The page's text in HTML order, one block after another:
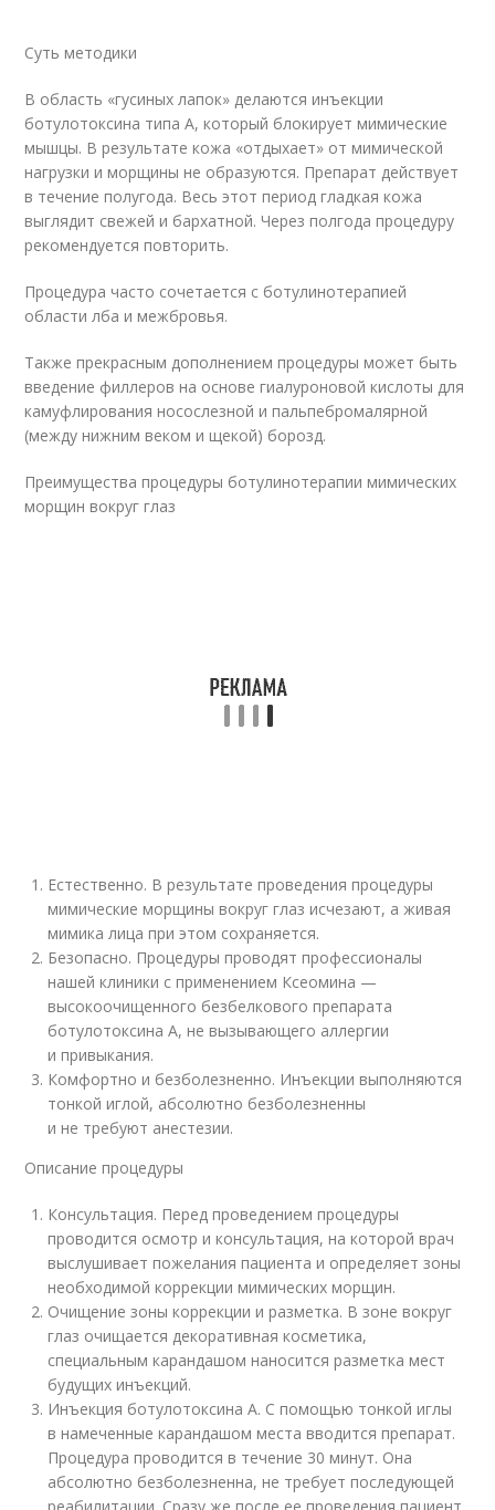
Суть методики
В область «гусиных лапок» делаются инъекции
ботулотоксина типа А, который блокирует мимические
мышцы. В результате кожа «отдыхает» от мимической
нагрузки и морщины не образуются. Препарат действует
в течение полугода. Весь этот период гладкая кожа
выглядит свежей и бархатной. Через полгода процедуру
рекомендуется повторить.
Процедура часто сочетается с ботулинотерапией
области лба и межбровья.
Также прекрасным дополнением процедуры может быть
введение филлеров на основе гиалуроновой кислоты для
камуфлирования носослезной и пальпебромалярной
(между нижним веком и щекой) борозд.
Преимущества процедуры ботулинотерапии мимических
морщин вокруг глаз
Естественно. В результате проведения процедуры
мимические морщины вокруг глаз исчезают, а живая
мимика лица при этом сохраняется.
Безопасно. Процедуры проводят профессионалы
нашей клиники с применением Ксеомина —
высокоочищенного безбелкового препарата
ботулотоксина А, не вызывающего аллергии
и привыкания.
Комфортно и безболезненно. Инъекции выполняются
тонкой иглой, абсолютно безболезненны
и не требуют анестезии.
Описание процедуры
Консультация. Перед проведением процедуры
проводится осмотр и консультация, на которой врач
выслушивает пожелания пациента и определяет зоны
необходимой коррекции мимических морщин.
Очищение зоны коррекции и разметка. В зоне вокруг
глаз очищается декоративная косметика,
специальным карандашом наносится разметка мест
будущих инъекций.
Инъекция ботулотоксина А. С помощью тонкой иглы
в намеченные карандашом места вводится препарат.
Процедура проводится в течение 30 минут. Она
абсолютно безболезненна, не требует последующей